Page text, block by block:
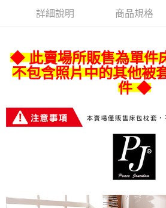
１．簡單：不需註冊會員、不需綁卡、不需儲值
２．便利：只要手機號碼，簡訊認證，即可結帳
【「AFTEE先享後付」結帳流程】
１．於結帳方式選擇「AFTEE先享後付」後，
結帳頁面，進行簡訊認證並確認金額後，即可
２．訂單成立數日內，您將收到繳費通知簡訊。
３．收到繳費通知簡訊後14天內，點擊此簡訊
※ 請注意：結帳手續完成當下不需立刻繳費，
購買商品的店家。未經商家同意取消之訂單仍視
※ 交易是否成功請以「AFTEE先享後付 」之結
是否繳費成功／繳費後需取消欲退款等相關疑
https://
１．透過由恩沛科技股份有限公司提供之「
運送方式
每筆NT$80
宅配-離島
詳細說明 商品規格
◆ 此賣場所販售為單件
不包含照片中的其他被
件 ◆